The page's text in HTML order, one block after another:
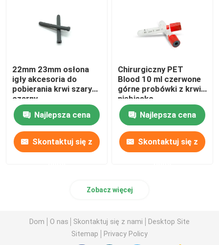
22mm 23mm osłona
igły akcesoria do
pobierania krwi szary
czarny
Najlepsza cena
Skontaktuj się z
Chirurgiczny PET
Blood 10 ml czerwone
górne probówki z krwią
niebiesko-
pomarańczowe
Najlepsza cena
Skontaktuj się z
Zobacz więcej
Dom O nas Skontaktuj się z nami
Desktop Site
Sitemap
Privacy Policy